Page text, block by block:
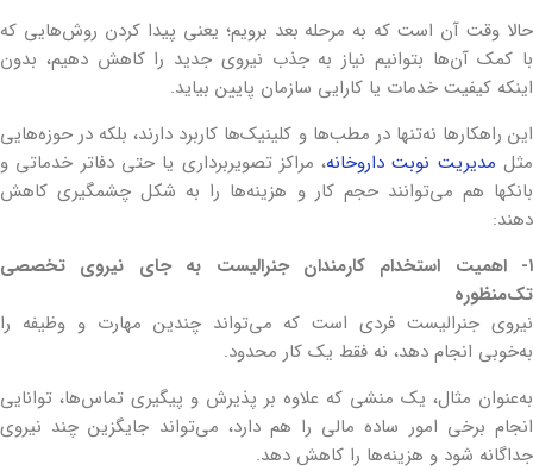
حالا وقت آن است که به مرحله بعد برویم؛ یعنی پیدا کردن روش‌هایی که
با کمک آن‌ها بتوانیم نیاز به جذب نیروی جدید را کاهش دهیم، بدون
اینکه کیفیت خدمات یا کارایی سازمان پایین بیاید.
این راهکارها نه‌تنها در مطب‌ها و کلینیک‌ها کاربرد دارند، بلکه در حوزه‌هایی
مثل مدیریت نوبت داروخانه، مراکز تصویربرداری یا حتی دفاتر خدماتی و
بانک‎ها هم می‌توانند حجم کار و هزینه‌ها را به شکل چشمگیری کاهش
دهند:
۱- اهمیت استخدام کارمندان جنرالیست به جای نیروی تخصصی
تک‌منظوره
نیروی جنرالیست فردی است که می‌تواند چندین مهارت و وظیفه را
به‌خوبی انجام دهد، نه فقط یک کار محدود.
به‌عنوان مثال، یک منشی‌ که علاوه بر پذیرش و پیگیری تماس‌ها، توانایی
انجام برخی امور ساده مالی را هم دارد، می‌تواند جایگزین چند نیروی
جداگانه شود و هزینه‌ها را کاهش دهد.